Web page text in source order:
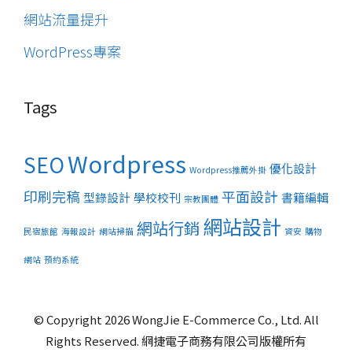
網站流量提升
WordPress專案
Tags
SEOWordpress Wordpress推薦外掛 優化設計
印刷完稿 型錄設計學校校刊 宗教團體 平面設計 書籍編輯
民宿旅館 海報設計 網站掃描 網站行銷 網站設計 資安 購物
網站 預約系統
© Copyright 2026 WongJie E-Commerce Co., Ltd. All
Rights Reserved. 網捷電子商務有限公司版權所有